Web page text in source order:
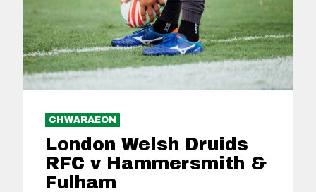
CHWARAEON
London Welsh Druids
RFC v Hammersmith &
Fulham